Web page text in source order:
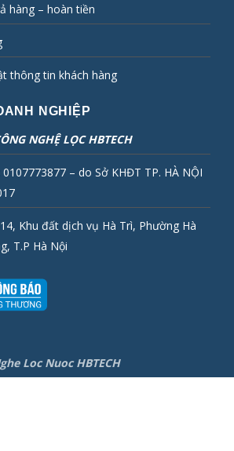
hàng – hoàn tiền
thông tin khách hàng
NGHIỆP
NGHỆ LỌC HBTECH
– do Sở KHĐT TP. HÀ NỘI
Khu đất dịch vụ Hà Trì, Phường Hà
T.P Hà Nội
Loc Nuoc HBTECH